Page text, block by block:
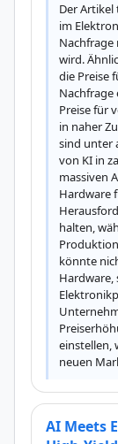
Der
im
Nachfrage
wird.
die Preise
Nachfrage
Preise für
in naher
sind unter
von KI in
massiven
Hardware
halten,
könnte
Hardware,
einstellen,
neuen
AI Meets